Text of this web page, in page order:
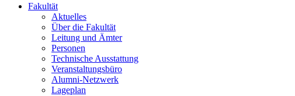
Fakultät
Aktuelles
Über die Fakultät
Leitung und Ämter
Personen
Technische Ausstattung
Veranstaltungsbüro
Alumni-Netzwerk
Lageplan